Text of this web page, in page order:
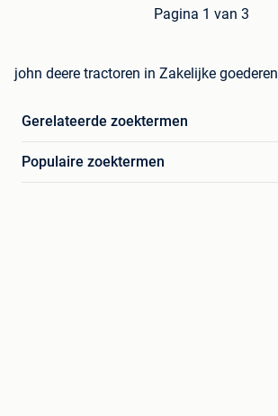
Pagina 1 van 3
john deere tractoren in Zakelijke goederen
Gerelateerde zoektermen
Populaire zoektermen